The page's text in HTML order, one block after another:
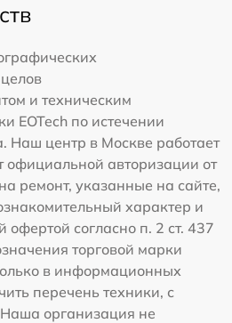
и техническим
EOTech по истечении
Наш центр в Москве работает
официальной авторизации от
ремонт, указанные на сайте,
характер и
офертой согласно п. 2 ст. 437
торговой марки
в информационных
перечень техники, с
организация не